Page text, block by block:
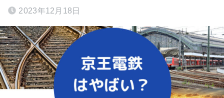
2023年12月18日